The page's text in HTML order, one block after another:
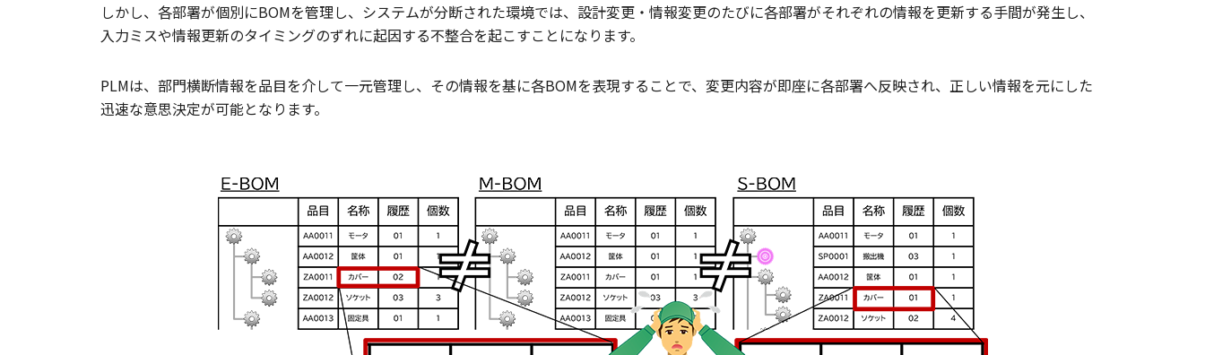
しかし、各部署が個別にBOMを管理し、システムが分断された環境では、設計変更・情報変更のたびに各部署がそれぞれの情報を更新する手間が発生し、
入力ミスや情報更新のタイミングのずれに起因する不整合を起こすことになります。
PLMは、部門横断情報を品目を介して一元管理し、その情報を基に各BOMを表現することで、変更内容が即座に各部署へ反映され、正しい情報を元にした
迅速な意思決定が可能となります。